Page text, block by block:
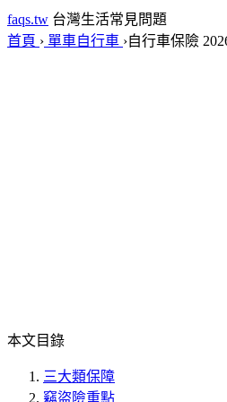
faqs.tw 台灣生活常見問題
首頁 › 單車自行車 ›自行車保險
本文目錄
三大類保障
竊盜險重點